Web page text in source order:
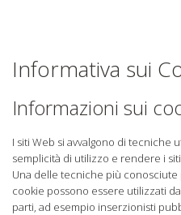
Informativa sui
Informazioni sui
I siti Web si avvalgono di tecniche
semplicità di utilizzo e rendere i
Una delle tecniche più
cookie possono essere utilizzati
parti, ad esempio inserzionisti